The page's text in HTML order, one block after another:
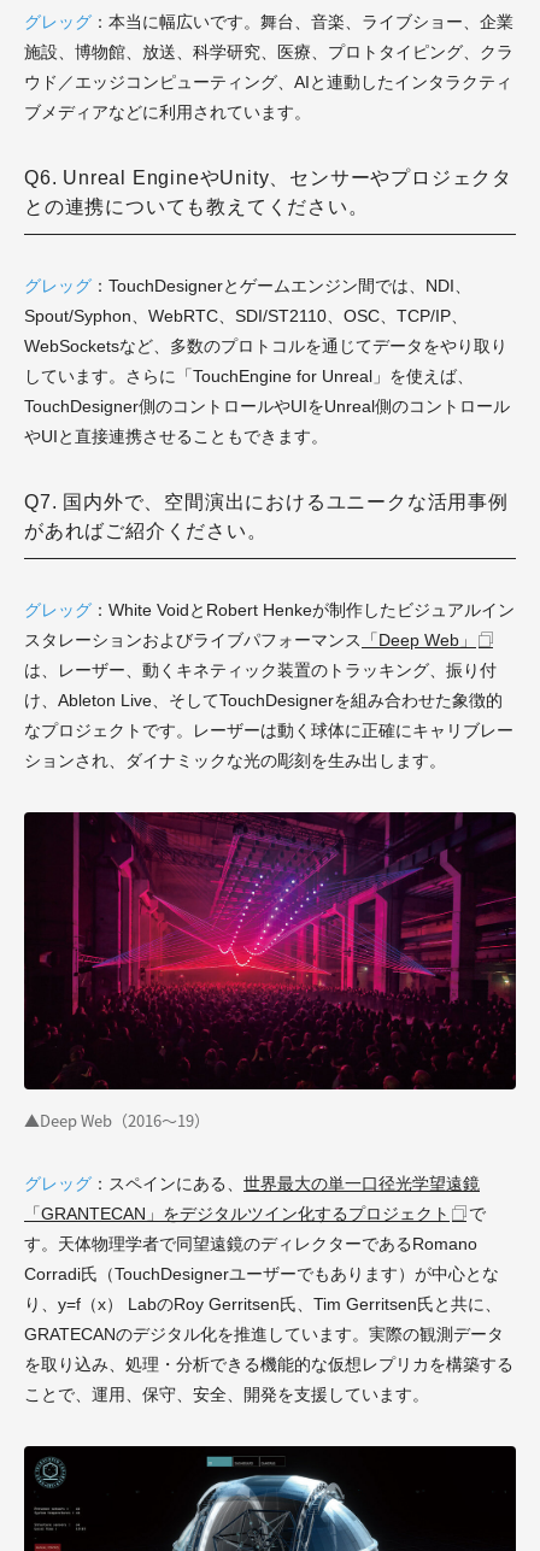
グレッグ ：本当に幅広いです。舞台、音楽、ライブショー、企業
施設、博物館、放送、科学研究、医療、プロトタイピング、クラ
ウド／エッジコンピューティング、AIと連動したインタラクティ
ブメディアなどに利用されています。
Q6. Unreal EngineやUnity、センサーやプロジェクタ
との連携についても教えてください。
グレッグ ：TouchDesignerとゲームエンジン間では、NDI、
Spout/Syphon、WebRTC、SDI/ST2110、OSC、TCP/IP、
WebSocketsなど、多数のプロトコルを通じてデータをやり取り
しています。さらに「TouchEngine for Unreal」を使えば、
TouchDesigner側のコントロールやUIをUnreal側のコントロール
やUIと直接連携させることもできます。
Q7. 国内外で、空間演出におけるユニークな活用事例
があればご紹介ください。
グレッグ ：White VoidとRobert Henkeが制作したビジュアルイン
スタレーションおよびライブパフォーマンス
「Deep Web」
は、レーザー、動くキネティック装置のトラッキング、振り付
け、Ableton Live、そしてTouchDesignerを組み合わせた象徴的
なプロジェクトです。レーザーは動く球体に正確にキャリブレー
ションされ、ダイナミックな光の彫刻を生み出します。
▲Deep Web（2016～19）
グレッグ ：スペインにある、 世界最大の単一口径光学望遠鏡
「GRANTECAN」をデジタルツイン化するプロジェクト
で
す。天体物理学者で同望遠鏡のディレクターであるRomano
Corradi氏（TouchDesignerユーザーでもあります）が中心とな
り、y=f（x） LabのRoy Gerritsen氏、Tim Gerritsen氏と共に、
GRATECANのデジタル化を推進しています。実際の観測データ
を取り込み、処理・分析できる機能的な仮想レプリカを構築する
ことで、運用、保守、安全、開発を支援しています。